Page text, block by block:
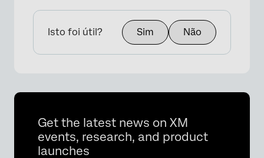
Isto foi útil? Sim Não
Get the latest news on XM
events, research, and product
launches